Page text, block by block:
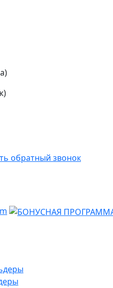
обратный звонок